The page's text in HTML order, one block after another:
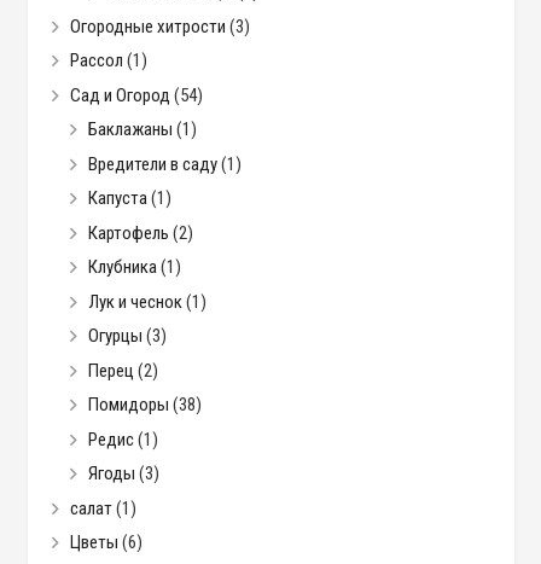
Огородные хитрости (3)
Рассол (1)
Сад и Огород (54)
Баклажаны (1)
Вредители в саду(1)
Капуста(1)
Картофель (2)
Клубника(1)
Лук и чеснок(1)
Огурцы (3)
Перец (2)
Помидоры (38)
Редис(1)
Ягоды (3)
салат(1)
Цветы (6)